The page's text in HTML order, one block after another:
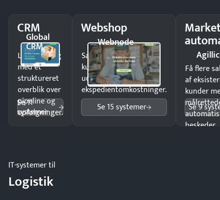
CRM
Global
CRM
Luk flere salg
med et
struktureret
overblik over
pipeline og
opfølgninger.
Se 11
systemer
Webshop
Webnode
Sælg produkter 24/7 til
kunder i hele landet
uden
ekspedientomkostninger.
Se 15 systemer
Agillic
Få flere
af
kunder
beskeder.
Se 9
IT-systemer til
Logistik